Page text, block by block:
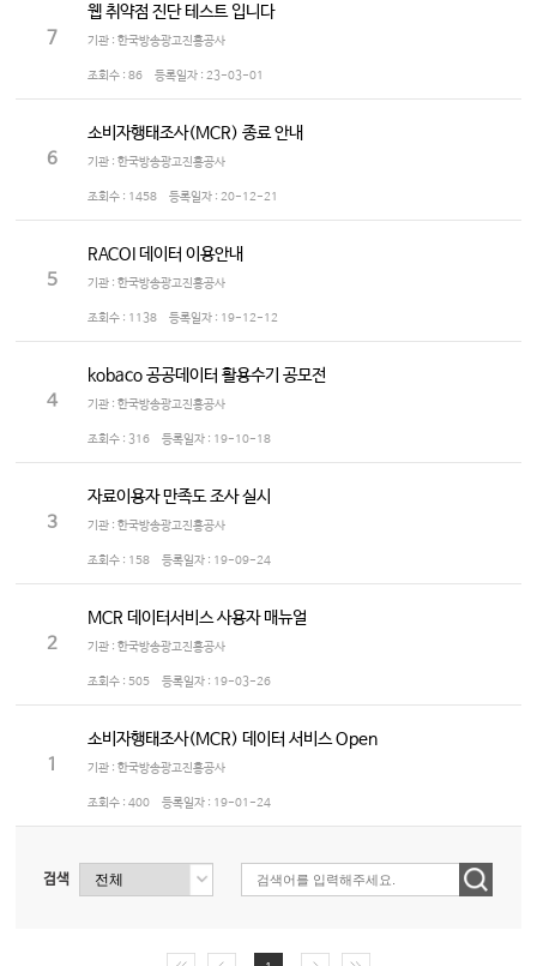
7
웹 취약점 진단 테스트 입니다
기관 : 한국방송광고진흥공사
조회수 : 86 등록일자 : 23-03-01
6
소비자행태조사(MCR) 종료 안내
기관 : 한국방송광고진흥공사
조회수 : 1458 등록일자 : 20-12-21
5
RACOI 데이터 이용안내
기관 : 한국방송광고진흥공사
조회수 : 1138 등록일자 : 19-12-12
4
kobaco 공공데이터 활용수기 공모전
기관 : 한국방송광고진흥공사
조회수 : 316 등록일자 : 19-10-18
3
자료이용자 만족도 조사 실시
기관 : 한국방송광고진흥공사
조회수 : 158 등록일자 : 19-09-24
2
MCR 데이터서비스 사용자 매뉴얼
기관 : 한국방송광고진흥공사
조회수 : 505 등록일자 : 19-03-26
1
소비자행태조사(MCR) 데이터 서비스 Open
기관 : 한국방송광고진흥공사
조회수 : 400 등록일자 : 19-01-24
검색